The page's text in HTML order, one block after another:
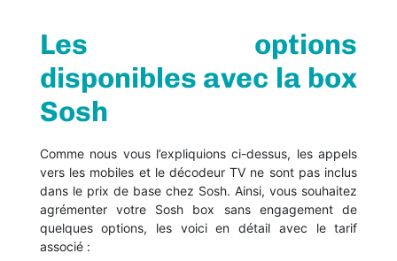
Les options
disponibles avec la box
Sosh
Comme nous vous l’expliquions ci-dessus, les appels
vers les mobiles et le décodeur TV ne sont pas inclus
dans le prix de base chez Sosh. Ainsi, vous souhaitez
agrémenter votre Sosh box sans engagement de
quelques options, les voici en détail avec le tarif
associé :